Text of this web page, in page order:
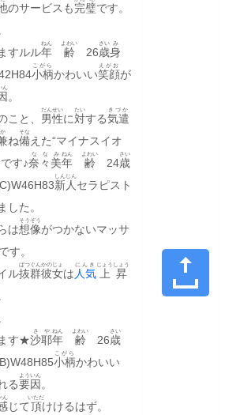
のサービスも完璧です。
すルル年
ねん
齢
よわい
26歳
さい
身
み
小柄
こがら
かわいい笑顔
えがお
が
ん
。
こと、 男性
だんせい
に対
たい
する気遣
きづか
か
ね備
そな
えた“マイナスイオ
す♪奈々美
ななみ
年
ねん
齢
よわい
24歳
さい
新人
しんじん
セラピスト
した。
は想像
そうぞう
がつかないマッサ
す。
ル抜群
ばつぐん
彼女
かのじょ
は 人気
にんき
上昇
じょうしょう
す★沙耶
さや
年
ねん
齢
よわい
26歳
さい
小柄
こがら
かわいい
る要因
よういん
。
ん
じて頂
いただ
けけるはず。